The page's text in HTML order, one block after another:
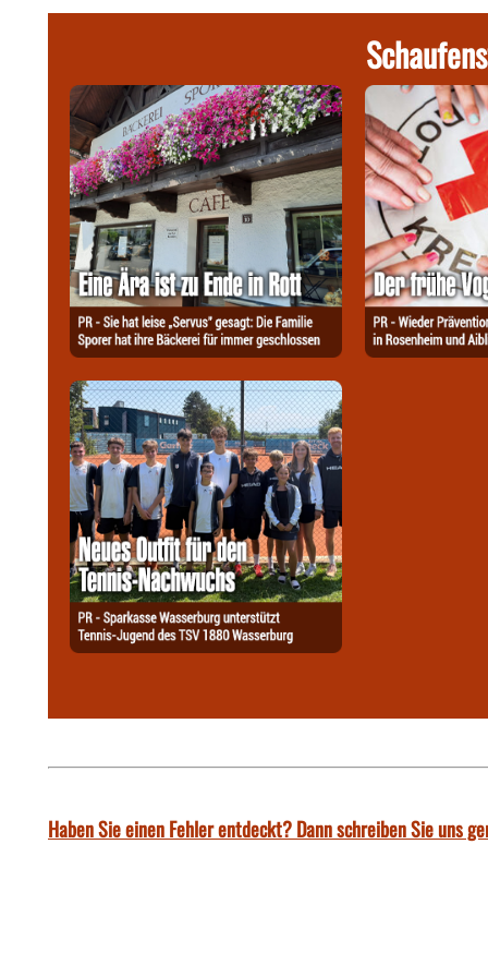
Haben Sie einen Fehler entdeckt? Dann schreiben Sie uns